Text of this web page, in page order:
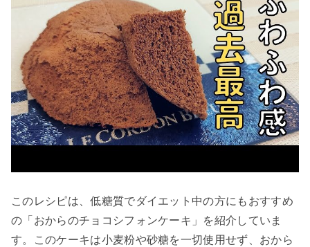
このレシピは、低糖質でダイエット中の方にもおすすめ
の「おからのチョコシフォンケーキ」を紹介していま
す。このケーキは小麦粉や砂糖を一切使用せず、おから